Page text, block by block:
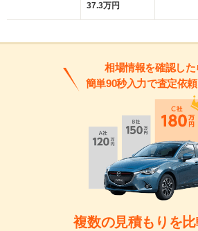
37.3万円
相場情報を確認した
簡単90秒入力で査定依頼
複数の見積もりを